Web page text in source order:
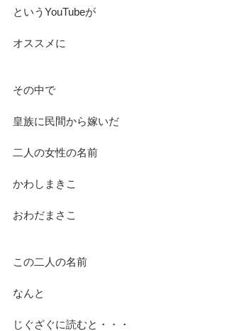
というYouTubeが
オススメに
その中で
皇族に民間から嫁いだ
二人の女性の名前
かわしまきこ
おわだまさこ
この二人の名前
なんと
じぐざぐに読むと・・・